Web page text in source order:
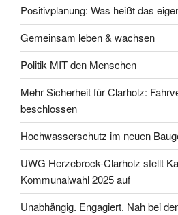
Positivplanung: Was heißt das
Gemeinsam leben & wachsen
Politik MIT den Menschen
Mehr Sicherheit für Clarholz:
beschlossen
Hochwasserschutz im neuen
UWG Herzebrock-Clarholz stellt
Kommunalwahl 2025 auf
Unabhängig. Engagiert. Nah bei